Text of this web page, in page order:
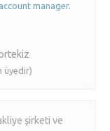
manager.
üyedir)
şirketi ve